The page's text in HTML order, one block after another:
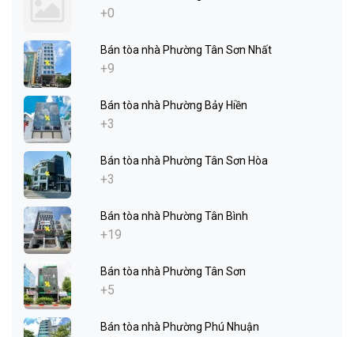
+0
Bán tòa nhà Phường Tân Sơn Nhất
+9
Bán tòa nhà Phường Bảy Hiền
+3
Bán tòa nhà Phường Tân Sơn Hòa
+3
Bán tòa nhà Phường Tân Bình
+19
Bán tòa nhà Phường Tân Sơn
+5
Bán tòa nhà Phường Phú Nhuận